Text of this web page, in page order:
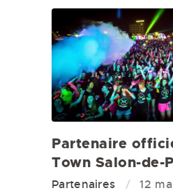
Partenaire
Town Salon-de-
Partenaires 12